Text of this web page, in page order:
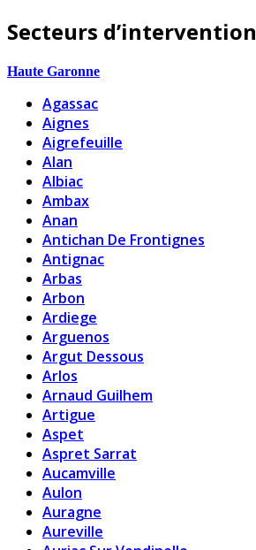
Secteurs d’intervention
Haute Garonne
Agassac
Aignes
Aigrefeuille
Alan
Albiac
Ambax
Anan
Antichan De Frontignes
Antignac
Arbas
Arbon
Ardiege
Arguenos
Argut Dessous
Arlos
Arnaud Guilhem
Artigue
Aspet
Aspret Sarrat
Aucamville
Aulon
Auragne
Aureville